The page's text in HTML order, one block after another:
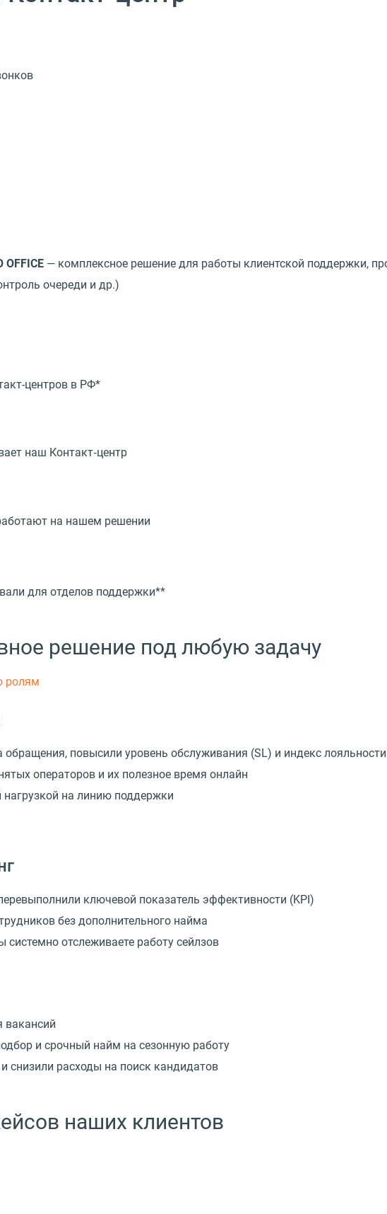
— комплексное решение для работы клиентской поддержки,
очереди и др.)
центров в РФ*
наш Контакт‑центр
на нашем решении
для отделов поддержки**
решение под любую задачу
ролям
обращения, повысили уровень обслуживания (SL) и индекс лояльности
операторов и их полезное время онлайн
нагрузкой на линию поддержки
ключевой показатель эффективности (KPI)
без дополнительного найма
системно отслеживаете работу сейлзов
вакансий
и срочный найм на сезонную работу
снизили расходы на поиск кандидатов
наших клиентов